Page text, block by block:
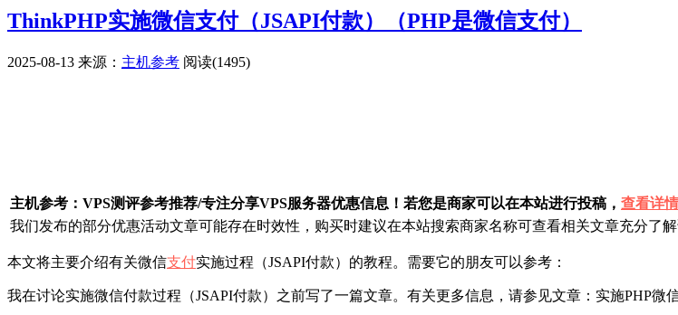
ThinkPHP实施微信支付（JSAPI付款）（PHP是微信支付）
2025-08-13 来源： 主机参考 阅读(1495)
主机参考：VPS测评参考推荐/专注分享VPS服务器优惠信息！若您是商家可以在本站进行投稿， 查看详情
我们发布的部分优惠活动文章可能存在时效性，购买时建议在本站搜索商家名称可查看相关文章充分了
本文将主要介绍有关微信支付实施过程（JSAPI付款）的教程。需要它的朋友可以参考：
我在讨论实施微信付款过程（JSAPI付款）之前写了一篇文章。有关更多信息，请参见文章：实施PHP微